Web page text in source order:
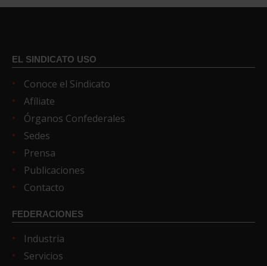
EL SINDICATO USO
Conoce el Sindicato
Afíliate
Órganos Confederales
Sedes
Prensa
Publicaciones
Contacto
FEDERACIONES
Industria
Servicios